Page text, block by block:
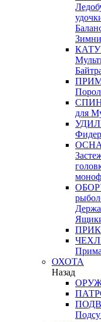
для
ОХОТА
Назад